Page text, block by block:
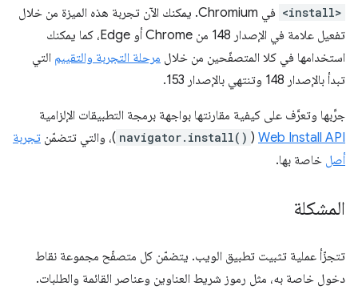
<install>
في Chromium. يمكنك الآن تجربة هذه الميزة من خلال
تفعيل علامة في الإصدار 148 من Chrome أو Edge، كما يمكنك
استخدامها في كلا المتصفّحين من خلال مرحلة التجربة والتقييم التي
تبدأ بالإصدار 148 وتنتهي بالإصدار 153.
جرِّبها وتعرَّف على كيفية مقارنتها بواجهة برمجة التطبيقات الإلزامية
Web Install API
(
navigator.install() )، والتي تتضمّن تجربة
أصل خاصة بها.
المشكلة
تتجزّأ عملية تثبيت تطبيق الويب. يتضمّن كل متصفّح مجموعة نقاط
دخول خاصة به، مثل رموز شريط العناوين وعناصر القائمة والطلبات.